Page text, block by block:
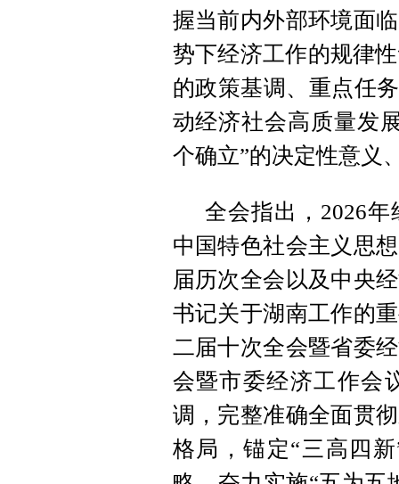
握当前内外部环境面
势下经济工作的规律
的政策基调、重点任
动经济社会高质量发
个确立”的决定性意义
全会指出，2026
中国特色社会主义思
届历次全会以及中央
书记关于湖南工作的
二届十次全会暨省委
会暨市委经济工作会
调，完整准确全面贯
格局，锚定“三高四